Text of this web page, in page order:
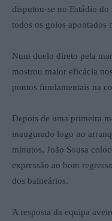
disputou-se no Estádio
todos os golos apontados
Num duelo direto pela
mostrou maior eficácia
pontos fundamentais na
Depois de uma primeira
inaugurado logo no
minutos, João Sousa
expressão ao bom
dos balneários.
A resposta da equipa